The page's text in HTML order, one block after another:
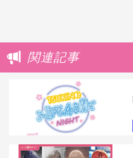
関連記事